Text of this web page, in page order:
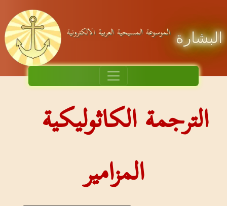
البشارة الموسوعة المسيحية العربية الالكترونية
الترجمة الكاثوليكية
المزامير